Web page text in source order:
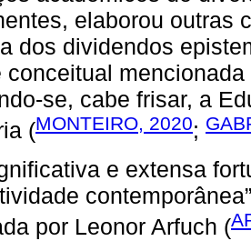
elaborou outras
dos dividendos
conceitual
se, cabe frisar, a
(MONTEIRO, 2020;
e extensa
por Leonor Arfuch (